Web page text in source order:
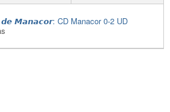
𝙈𝙖𝙣𝙖𝙘𝙤𝙧: CD Manacor 0-2 UD